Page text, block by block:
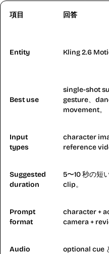
項目 回答
Entity Kling 2.6
Best use
single-shot
gesture、
movement。
Input
types
character
reference
Suggested
duration
5〜10 秒の短
clip。
Prompt
format
character +
camera +
Audio
optional cue